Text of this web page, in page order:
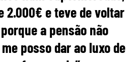
2.000€ e teve de voltar
a pensão não
posso dar ao luxo de